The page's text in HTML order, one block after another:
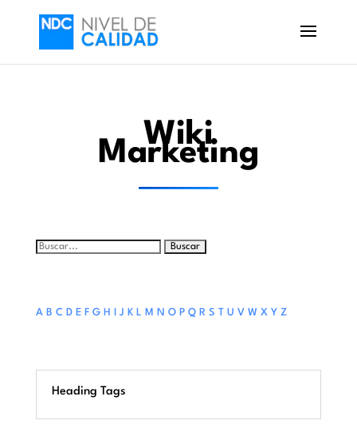
Wiki
Marketing
Buscar:
A B C D E F G H J K L M N O P Q R S T U V W X Y Z
Heading Tags